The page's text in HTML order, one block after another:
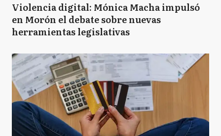
Violencia digital: Mónica Macha impulsó
en Morón el debate sobre nuevas
herramientas legislativas